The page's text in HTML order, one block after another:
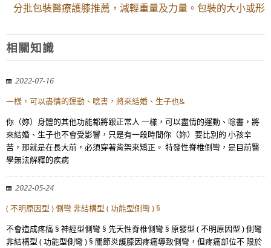
分批包裝醫療護膝推薦，減輕重量及力量。包裝的大小或形
相關知識
2022-07-16
一樣，可以盡情的運動、唸書，將來結婚、生子也&
你（妳）身體的其他功能都將跟正常人 一樣，可以盡情的運動、唸書，將
來結婚、生子也不會受影響，只是有一段時間你（妳）要比別的 小孩辛
苦，那就是在長大前，必須穿著背架來矯正。 特發性脊椎側彎，是目前醫
學無法解釋的疾病
2022-05-24
( 不明原因型 ) 側彎 非結構型 ( 功能型側彎 ) §
不會造成疼痛 § 神經型側彎 § 先天性脊椎側彎 § 原發型 ( 不明原因型 ) 側彎
非結構型 ( 功能型側彎 ) § 關節炎護膝因疼痛導致側彎，但疼痛部位不 限於